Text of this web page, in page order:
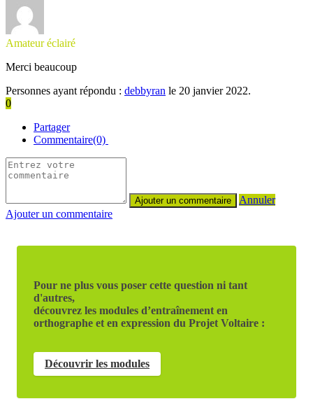
Amateur éclairé
Merci beaucoup
Personnes ayant répondu : debbyran le 20 janvier 2022.
0
Partager
Commentaire(0)
Annuler
Ajouter un commentaire
Pour ne plus vous poser cette question ni tant
d'autres,
découvrez les modules d’entraînement en
orthographe et en expression du Projet Voltaire :
Découvrir les modules